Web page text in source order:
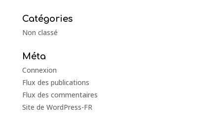
Catégories
Non classé
Méta
Connexion
Flux des publications
Flux des commentaires
Site de WordPress-FR